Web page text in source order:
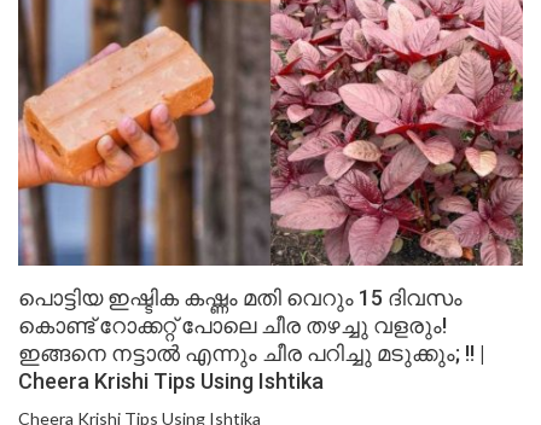
പൊട്ടിയ ഇഷ്ടിക കഷ്ണം മതി വെറും 15 ദിവസം
കൊണ്ട് റോക്കറ്റ് പോലെ ചീര തഴച്ചു വളരും!
ഇങ്ങനെ നട്ടാൽ എന്നും ചീര പറിച്ചു മടുക്കും; !! |
Cheera Krishi Tips Using Ishtika
Cheera Krishi Tips Using Ishtika